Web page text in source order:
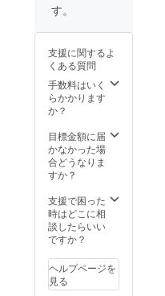
ます。
時、必
ず備考
欄に掲
載を希
望され
前をご
記入下
さい。
※ロゴの
け渡し
は後日
メール
にて対
ていた
だきま
す。
す。
支援に関するよ
くある質問
手数料はいく
らかかります
か？
目標金額に届
かなかった場
合どうなりま
すか？
支援で困った
時はどこに相
談したらいい
ですか？
ヘルプページを
見る